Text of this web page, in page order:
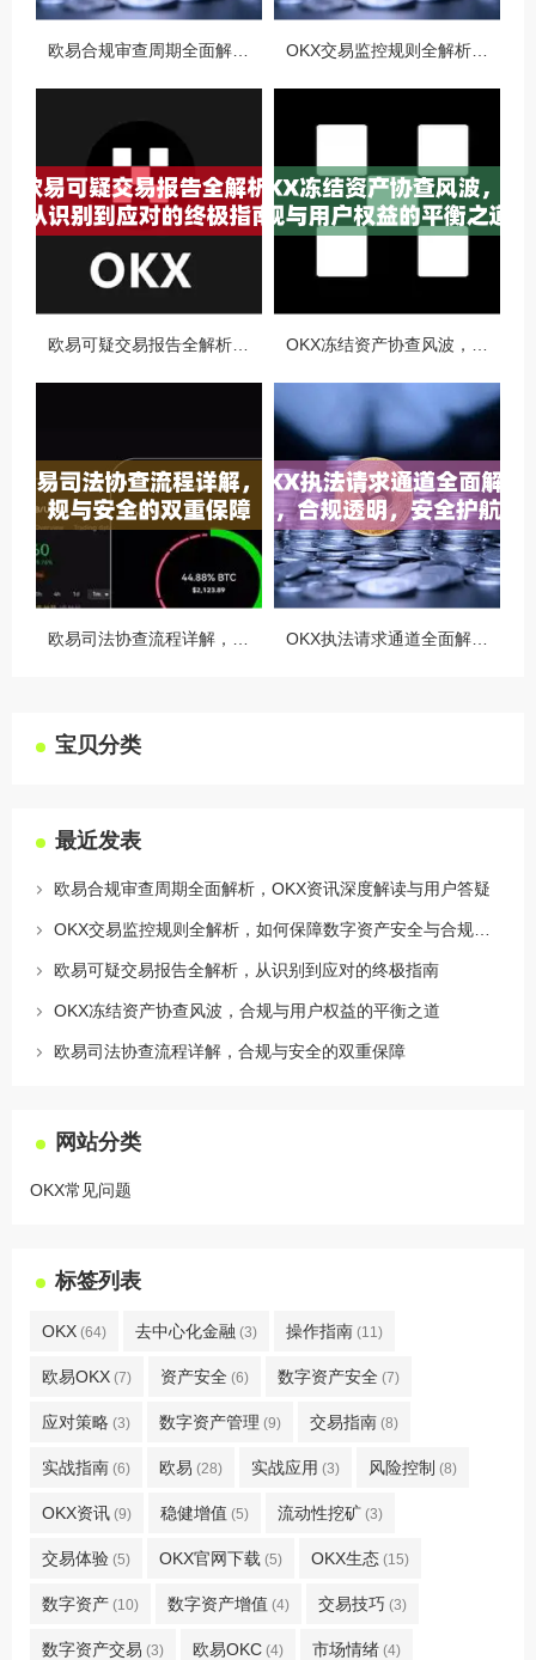
宝贝分类
最近发表
欧易合规审查周期全面解析，OKX资讯深度解读与用户答疑
欧易可疑交易报告全解析，从识别到应对的终极指南
OKX冻结资产协查风波，合规与用户权益的平衡之道
欧易司法协查流程详解，合规与安全的双重保障
网站分类
OKX常见问题
标签列表
OKX (64) 去中心化金融 (3) 操作指南 (11)
欧易OKX (7) 资产安全 (6) 数字资产安全 (7)
应对策略 (3) 数字资产管理 (9) 交易指南 (8)
实战指南 (6) 欧易 (28) 实战应用 (3) 风险控制 (8)
OKX资讯 (9) 稳健增值 (5) 流动性挖矿 (3)
交易体验 (5) OKX官网下载 (5) OKX生态 (15)
数字资产 (10) 数字资产增值 (4) 交易技巧 (3)
数字资产交易 (3) 欧易OKC (4) 市场情绪 (4)